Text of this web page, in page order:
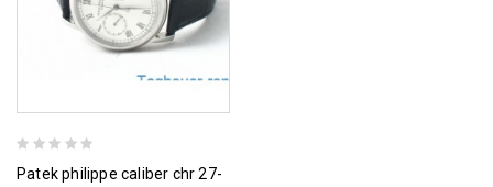
patek philippe caliber chr 27-